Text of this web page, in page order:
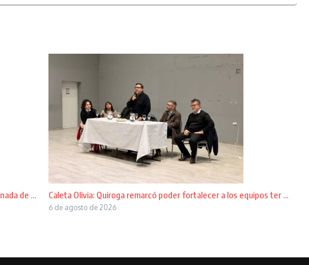
de ... Caleta Olivia: Quiroga remarcó poder fortalecer a los equipos ter ...
6 de agosto de 2026